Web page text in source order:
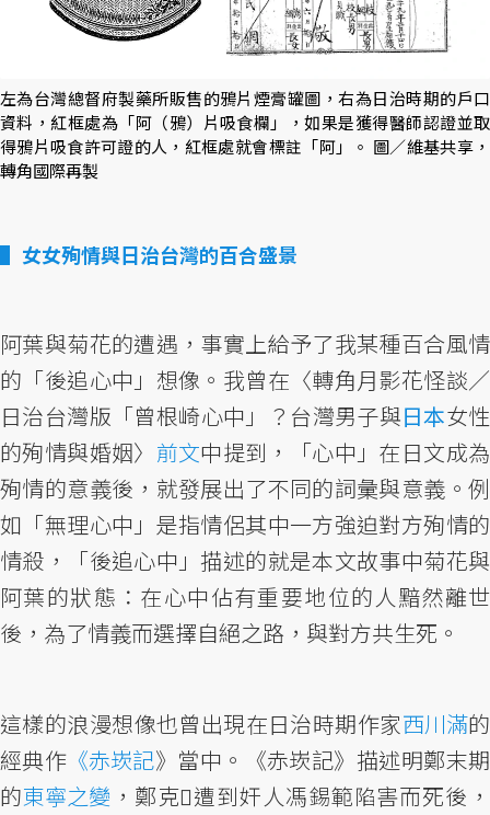
左為台灣總督府製藥所販售的鴉片煙膏罐圖，右為日治時期的戶口
資料，紅框處為「阿（鴉）片吸食欄」，如果是獲得醫師認證並取
得鴉片吸食許可證的人，紅框處就會標註「阿」。 圖／維基共享，
轉角國際再製
女女殉情與日治台灣的百合盛景
阿葉與菊花的遭遇，事實上給予了我某種百合風情
的「後追心中」想像。我曾在〈轉角月影花怪談／
日治台灣版「曾根崎心中」？台灣男子與日本女性
的殉情與婚姻〉 前文中提到，「心中」在日文成為
殉情的意義後，就發展出了不同的詞彙與意義。例
如「無理心中」是指情侶其中一方強迫對方殉情的
情殺，「後追心中」描述的就是本文故事中菊花與
阿葉的狀態：在心中佔有重要地位的人黯然離世
後，為了情義而選擇自絕之路，與對方共生死。
這樣的浪漫想像也曾出現在日治時期作家西川滿的
經典作 《赤崁記》當中。《赤崁記》描述明鄭末期
的東寧之變 ，鄭克𡒉遭到奸人馮錫範陷害而死後，